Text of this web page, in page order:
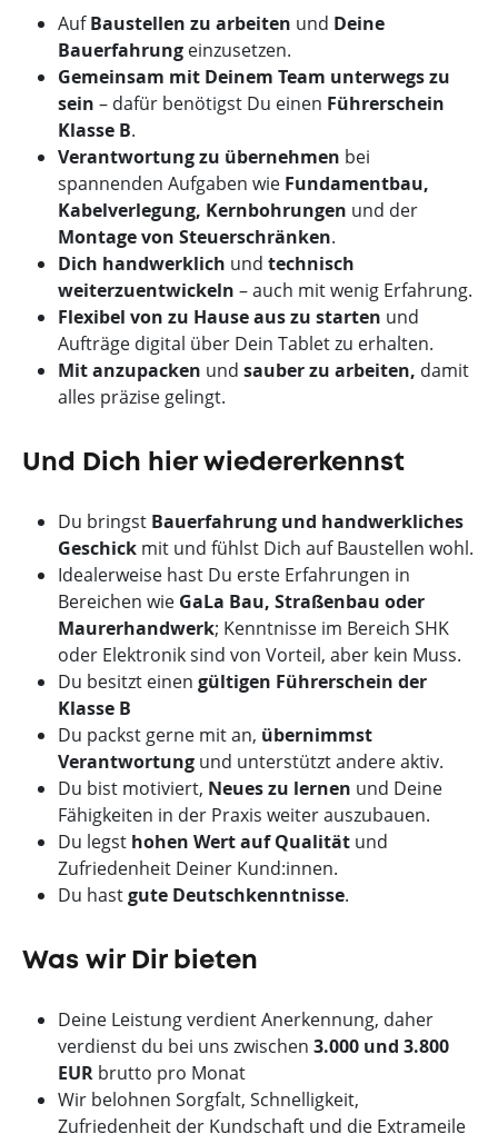
AufBaustellen zu arbeiten und Deine
Bauerfahrung einzusetzen.
Gemeinsam mit Deinem Team unterwegs zu
sein – dafür benötigst Du einen Führerschein
Klasse B.
Verantwortung zu übernehmen bei
spannenden Aufgaben wie Fundamentbau,
Kabelverlegung, Kernbohrungen und der
Montage von Steuerschränken.
Dich handwerklich und technisch
weiterzuentwickeln – auch mit wenig Erfahrung.
Flexibel von zu Hause aus zu starten und
Aufträge digital über Dein Tablet zu erhalten.
Mit anzupacken und sauber zu arbeiten, damit
alles präzise gelingt.
Und Dich hier wiedererkennst
Du bringst Bauerfahrung und handwerkliches
Geschick mit und fühlst Dich auf Baustellen wohl.
Idealerweise hast Du erste Erfahrungen in
Bereichen wie GaLa Bau, Straßenbau oder
Maurerhandwerk; Kenntnisse im Bereich SHK
oder Elektronik sind von Vorteil, aber kein Muss.
Du besitzt einen gültigen Führerschein der
Klasse B
Du packst gerne mit an, übernimmst
Verantwortung und unterstützt andere aktiv.
Du bist motiviert, Neues zu lernen und Deine
Fähigkeiten in der Praxis weiter auszubauen.
Du legst hohen Wert auf Qualität und
Zufriedenheit Deiner Kund:innen.
Du hastgute Deutschkenntnisse.
Was wir Dir bieten
Deine Leistung verdient Anerkennung, daher
verdienst du bei uns zwischen 3.000 und 3.800
EUR brutto pro Monat
Wir belohnen Sorgfalt, Schnelligkeit,
Zufriedenheit der Kundschaft und die Extrameile